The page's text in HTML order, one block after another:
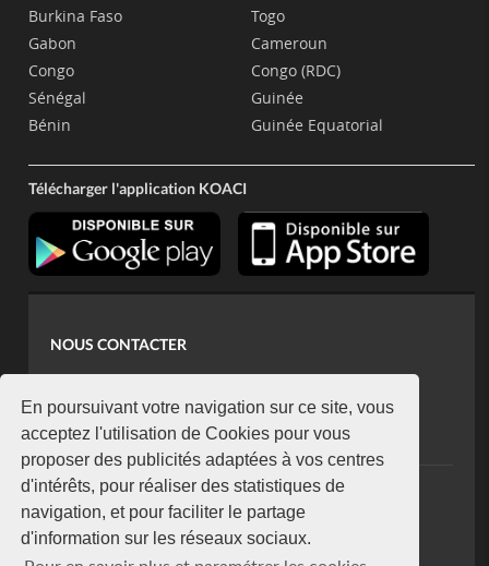
En poursuivant votre navigation sur ce site, vous
acceptez l'utilisation de Cookies pour vous
proposer des publicités adaptées à vos centres
d'intérêts, pour réaliser des statistiques de
navigation, et pour faciliter le partage
d'information sur les réseaux sociaux.
Burkina Faso
Gabon
Congo
Sénégal
Bénin
Togo
Cameroun
Congo (RDC)
Guinée
Guinée Equatorial
Télécharger l'application KOACI
NOUS CONTACTER
koaci@yahoo.fr
+225 07 08 85 52 93
NEWSLETTER
Restez connecté via notre newsletter
S'abonner